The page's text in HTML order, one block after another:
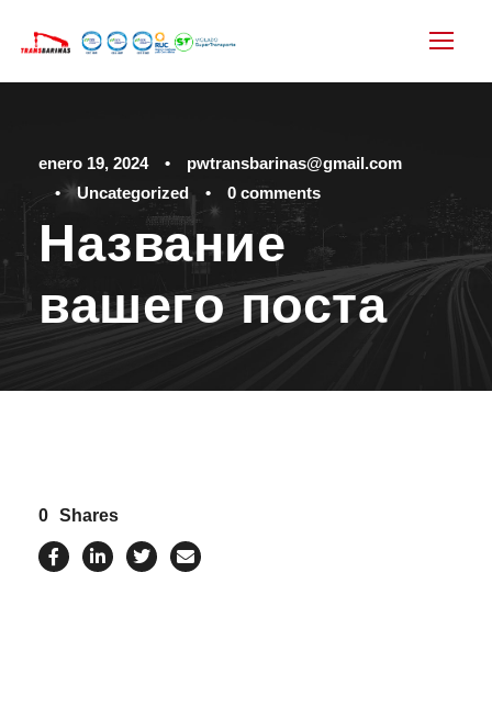
enero 19, 2024 •
pwtransbarinas@gmail.com
•
Uncategorized • 0 comments
Название
вашего поста
0 Shares